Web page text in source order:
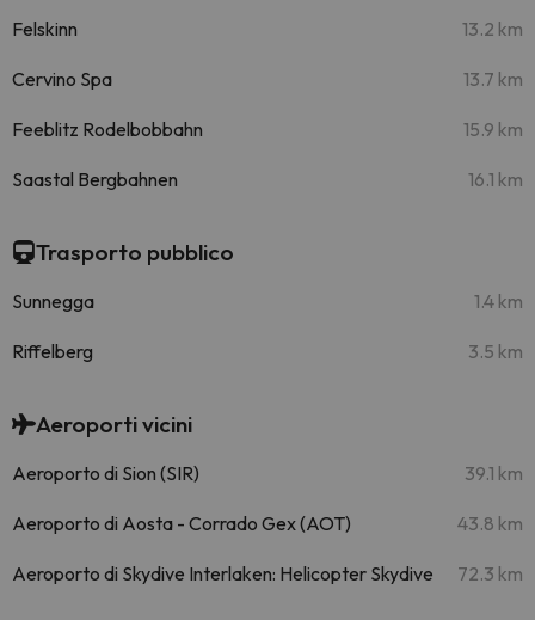
Felskinn 13.2 km
Cervino Spa 13.7 km
Feeblitz Rodelbobbahn 15.9 km
Saastal Bergbahnen 16.1 km
Trasporto pubblico
Sunnegga 1.4 km
Riffelberg 3.5 km
Aeroporti vicini
Aeroporto di Sion (SIR) 39.1 km
Aeroporto di Aosta - Corrado Gex (AOT) 43.8 km
Aeroporto di Skydive Interlaken: Helicopter Skydive 72.3 km